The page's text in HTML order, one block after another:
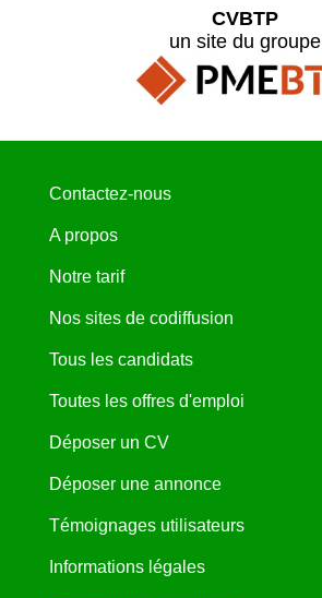
CVBTP
un site du groupe
Contactez-nous
A propos
Notre tarif
Nos sites de codiffusion
Tous les candidats
Toutes les offres d'emploi
Déposer un CV
Déposer une annonce
Témoignages utilisateurs
Informations légales